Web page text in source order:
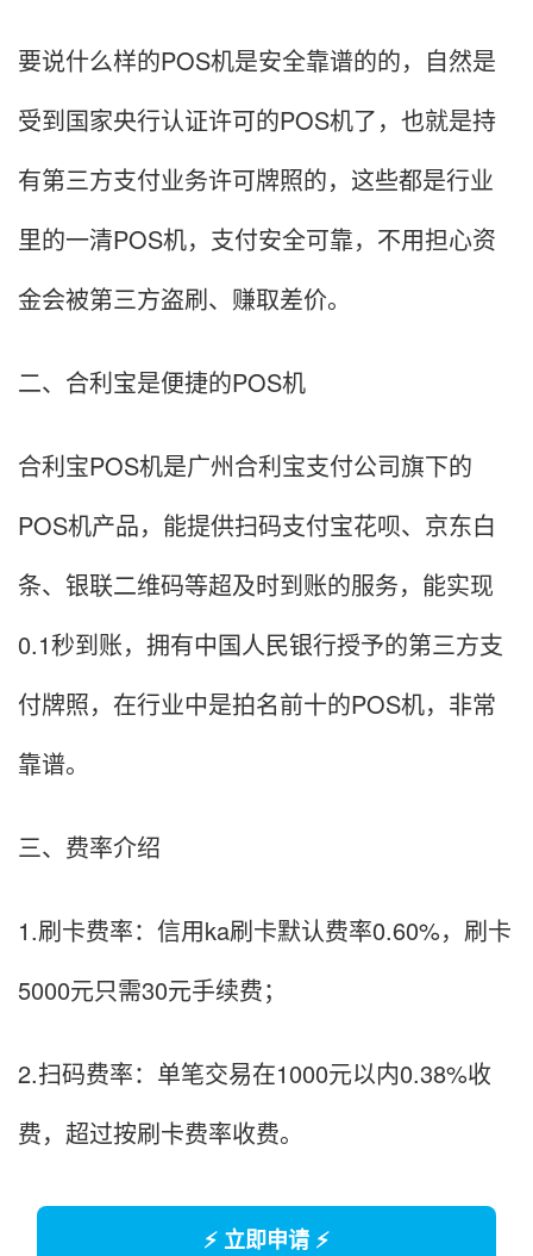
要说什么样的POS机是安全靠谱的的，自然是
受到国家央行认证许可的POS机了，也就是持
有第三方支付业务许可牌照的，这些都是行业
里的一清POS机，支付安全可靠，不用担心资
金会被第三方盗刷、赚取差价。
二、合利宝是便捷的POS机
合利宝POS机是广州合利宝支付公司旗下的
POS机产品，能提供扫码支付宝花呗、京东白
条、银联二维码等超及时到账的服务，能实现
0.1秒到账，拥有中国人民银行授予的第三方支
付牌照，在行业中是拍名前十的POS机，非常
靠谱。
三、费率介绍
1.刷卡费率：信用ka刷卡默认费率0.60%，刷卡
5000元只需30元手续费；
2.扫码费率：单笔交易在1000元以内0.38%收
费，超过按刷卡费率收费。
⚡ 立即申请 ⚡